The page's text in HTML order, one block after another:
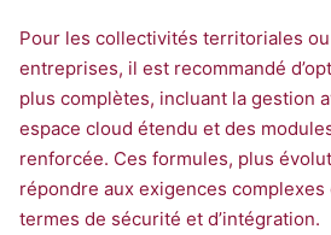
Pour les collectivités territoriales
entreprises, il est recommandé
plus complètes, incluant la gestion
espace cloud étendu et des
renforcée. Ces formules, plus
répondre aux exigences
termes de sécurité et d’intégration.